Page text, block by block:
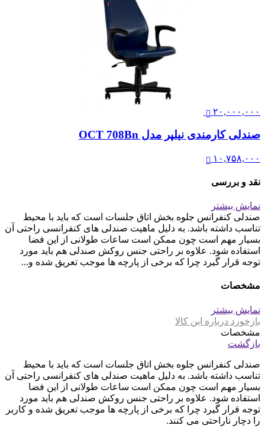
۲۰,۰۰۰,۰۰۰
صندلی کارمندی نیلپر مدل OCT 708Bn
۱۰,۷۵۸,۰۰۰
نقد و بررسی
نمایش بیشتر
صندلی کنفرانس جلوه بخش اتاق جلسات است که باید با محیط
تناسب داشته باشد. به دلیل ماهیت صندلی های کنفرانسی راحتی آن
بسیار مهم است چون ممکن است ساعات طولانی از این فضا
استفاده شود. علاوه بر راحتی جنس روکش صندلی هم باید مورد
توجه قرار گیرد چرا که برخی از پارچه ها موجب تعریق شده و...
مشخصات
نمایش بیشتر
بازخورد درباره این کالا
مشخصات
بازگشت
صندلی کنفرانس جلوه بخش اتاق جلسات است که باید با محیط
تناسب داشته باشد. به دلیل ماهیت صندلی های کنفرانسی راحتی آن
بسیار مهم است چون ممکن است ساعات طولانی از این فضا
استفاده شود. علاوه بر راحتی جنس روکش صندلی هم باید مورد
توجه قرار گیرد چرا که برخی از پارچه ها موجب تعریق شده و کاربر
را دچار ناراحتی می کنند.